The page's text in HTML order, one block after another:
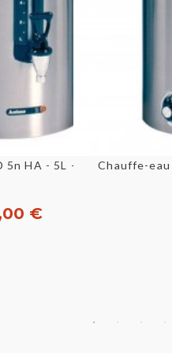
rapide
5n HA - 5L - ANIMO
€
Chauffe-